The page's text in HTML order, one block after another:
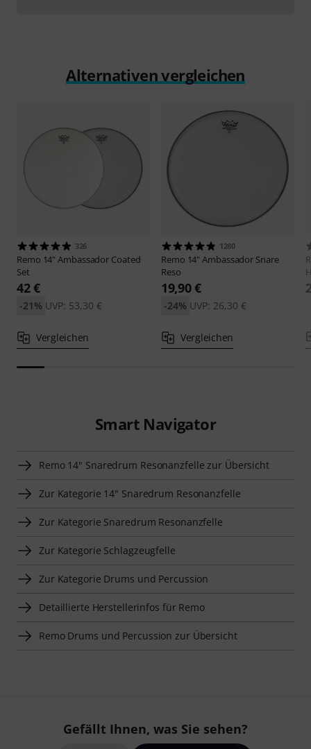
Alternativen vergleichen
326
Remo 14" Ambassador Coated
Set
42 €
UVP: 53,30 €
-21%
Vergleichen
1280
Remo 14" Ambassador Snare
Reso
19,90 €
UVP: 26,30 €
-24%
Vergleichen
Smart Navigator
Remo 14" Snaredrum Resonanzfelle zur Übersicht
Zur Kategorie 14" Snaredrum Resonanzfelle
Zur Kategorie Snaredrum Resonanzfelle
Zur Kategorie Schlagzeugfelle
Zur Kategorie Drums und Percussion
Detaillierte Herstellerinfos für Remo
Remo Drums und Percussion zur Übersicht
Gefällt Ihnen, was Sie sehen?